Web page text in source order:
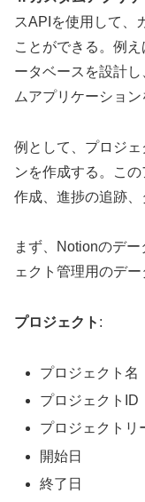
スAPIを使用して、
ことができる。例
ータベースを設計
ムアプリケーショ
例として、プロジ
ンを作成する。こ
作成、進捗の追跡、
まず、Notionのデ
ェクト管理用のデー
プロジェクト :
プロジェクト名
プロジェクトID
プロジェクトリ
開始日
終了日